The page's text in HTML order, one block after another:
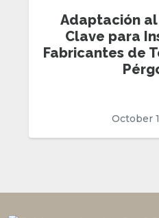
Adaptación
Clave para
Fabricantes de
October